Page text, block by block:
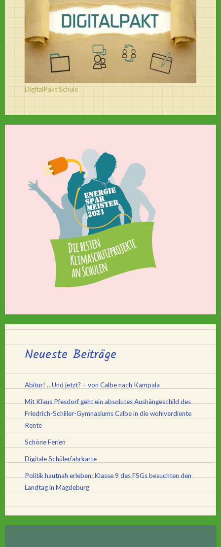
DigitalPakt Schule
Neueste Beiträge
Abitur! …Und jetzt? – von Calbe nach Kampala
Mit Klaus Pfesdorf geht ein absolutes Aushängeschild des
Friedrich-Schiller-Gymnasiums Calbe in die wohlverdiente
Rente
Schöne Ferien
Digitale Schülerfahrkarte
Politik hautnah erleben: Klasse 9 des FSGs besuchten den
Landtag in Magdeburg